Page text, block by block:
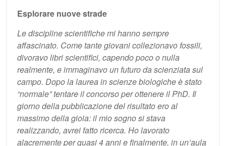
Esplorare nuove strade
Le discipline scientifiche mi hanno sempre
affascinato. Come tante giovani collezionavo fossili,
divoravo libri scientifici, capendo poco o nulla
realmente, e immaginavo un futuro da scienziata sul
campo. Dopo la laurea in scienze biologiche è stato
“normale” tentare il concorso per ottenere il PhD. Il
giorno della pubblicazione del risultato ero al
massimo della gioia: il mio sogno si stava
realizzando, avrei fatto ricerca. Ho lavorato
alacremente per quasi 4 anni e finalmente, in un’aula